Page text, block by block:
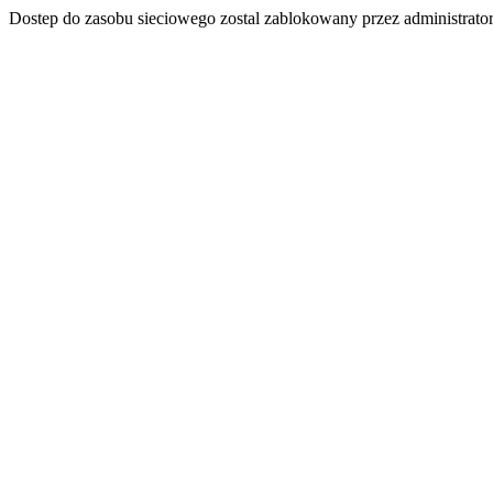
Dostep do zasobu sieciowego zostal zablokowany przez